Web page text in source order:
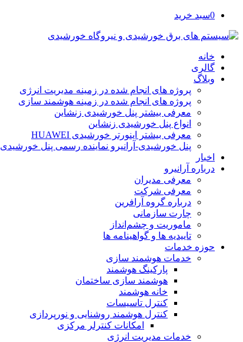
0سبد خرید
خانه
گالری
وبلاگ
پروژه های انجام شده در زمینه مدیریت انرژی
پروژه های انجام شده در زمینه هوشمند سازی
معرفی بیشتر پنل خورشیدی زنشاین
انواع پنل خورشیدی زنشاین
معرفی بیشتر اینورتر خورشیدی HUAWEI
پنل خورشیدی-آرانیرو نماینده رسمی پنل خورشیدی
اخبار
درباره آرانیرو
معرفی مدیران
معرفی شرکت
درباره گروه آرافرین
چارت سازمانی
ماموریت و چشم‌انداز
تاییدیه ها و گواهینامه ها
حوزه خدمات
خدمات هوشمند سازی
پارکینگ هوشمند
هوشمند سازی ساختمان
خانه هوشمند
کنترل تاسیسات
کنترل هوشمند روشنایی و نورپردازی
امکانات کنترلر مرکزی
خدمات مدیریت انرژی